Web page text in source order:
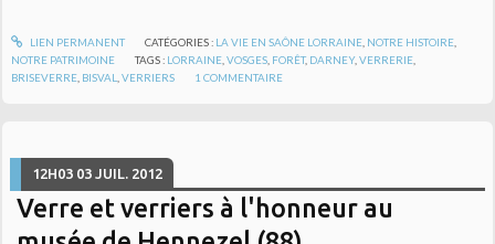
LIEN PERMANENT CATÉGORIES : LA VIE EN SAÔNE LORRAINE, NOTRE HISTOIRE,
NOTRE PATRIMOINE
TAGS : LORRAINE ,VOSGES FORÊT, DARNEY,VERRERIE
BRISEVERRE BISVAL ,VERRIERS 1 COMMENTAIRE
12H03 03 JUIL. 2012
Verre et verriers à l'honneur au